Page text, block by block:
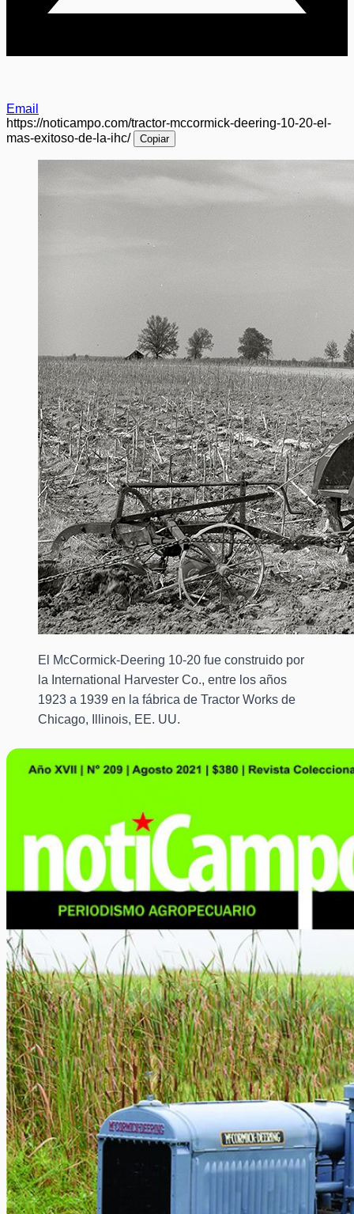
Email
https://noticampo.com/tractor-mccormick-deering-10-20-el-
mas-exitoso-de-la-ihc/
Copiar
El McCormick-Deering 10-20 fue construido por
la International Harvester Co., entre los años
1923 a 1939 en la fábrica de Tractor Works de
Chicago, Illinois, EE. UU.